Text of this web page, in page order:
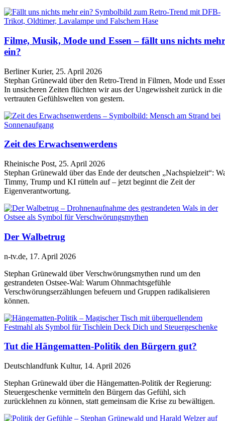
Filme, Musik, Mode und Essen – fällt uns nichts mehr
ein?
Berliner Kurier, 25. April 2026
Stephan Grünewald über den Retro-Trend in Filmen, Mode und
In unsicheren Zeiten flüchten wir aus der Ungewissheit zurück in die
vertrauten Gefühlswelten von gestern.
Zeit des Erwachsenwerdens
Rheinische Post, 25. April 2026
Stephan Grünewald über das Ende der deutschen „Nachspielzeit“:
Timmy, Trump und KI rütteln auf – jetzt beginnt die Zeit der
Eigenverantwortung.
Der Walbetrug
n-tv.de, 17. April 2026
Stephan Grünewald über Verschwörungsmythen rund um den
gestrandeten Ostsee-Wal: Warum Ohnmachtsgefühle
Verschwörungserzählungen befeuern und Gruppen radikalisieren
können.
Tut die Hängematten-Politik den Bürgern gut?
Deutschlandfunk Kultur, 14. April 2026
Stephan Grünewald über die Hängematten-Politik der Regierung:
Steuergeschenke vermitteln den Bürgern das Gefühl, sich
zurücklehnen zu können, statt gemeinsam die Krise zu bewältigen.